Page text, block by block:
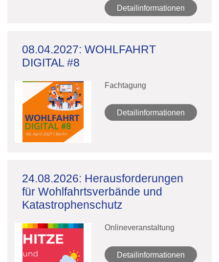
Detailinformationen
08.04.2027: WOHLFAHRT
DIGITAL #8
Fachtagung
Detailinformationen
24.08.2026: Herausforderungen
für Wohlfahrtsverbände und
Katastrophenschutz
Onlineveranstaltung
Detailinformationen